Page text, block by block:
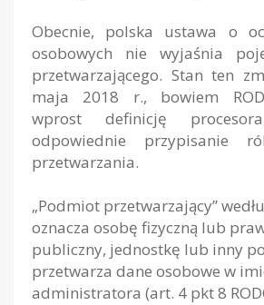
Obecnie, polska ustawa o
osobowych nie wyjaśnia
przetwarzającego. Stan ten
maja 2018 r., bowiem
wprost definicję
odpowiednie przypisanie
przetwarzania.
„Podmiot przetwarzający”
oznacza osobę fizyczną lub
publiczny, jednostkę lub inny
przetwarza dane osobowe w
administratora (art. 4 pkt 8